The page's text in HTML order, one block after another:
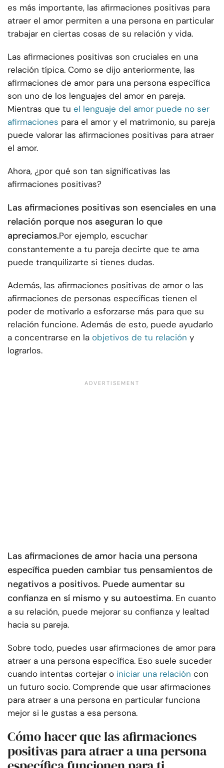
es más importante, las afirmaciones positivas para
atraer el amor permiten a una persona en particular
trabajar en ciertas cosas de su relación y vida.
Las afirmaciones positivas son cruciales en una
relación típica. Como se dijo anteriormente, las
afirmaciones de amor para una persona específica
son uno de los lenguajes del amor en pareja.
Mientras que tu el lenguaje del amor puede no ser
afirmaciones para el amor y el matrimonio, su pareja
puede valorar las afirmaciones positivas para atraer
el amor.
Ahora, ¿por qué son tan significativas las
afirmaciones positivas?
Las afirmaciones positivas son esenciales en una
relación porque nos aseguran lo que
apreciamos.Por ejemplo, escuchar
constantemente a tu pareja decirte que te ama
puede tranquilizarte si tienes dudas.
Además, las afirmaciones positivas de amor o las
afirmaciones de personas específicas tienen el
poder de motivarlo a esforzarse más para que su
relación funcione. Además de esto, puede ayudarlo
a concentrarse en la objetivos de tu relación y
lograrlos.
Las afirmaciones de amor hacia una persona
específica pueden cambiar tus pensamientos de
negativos a positivos. Puede aumentar su
confianza en sí mismo y su autoestima. En cuanto
a su relación, puede mejorar su confianza y lealtad
hacia su pareja.
Sobre todo, puedes usar afirmaciones de amor para
atraer a una persona específica. Eso suele suceder
cuando intentas cortejar o iniciar una relación con
un futuro socio. Comprende que usar afirmaciones
para atraer a una persona en particular funciona
mejor si le gustas a esa persona.
Cómo hacer que las afirmaciones
positivas para atraer a una persona